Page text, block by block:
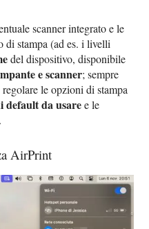
scanner integrato e le
stampa (ad es. i livelli
del dispositivo, disponibile
e scanner; sempre
le opzioni di stampa
default da usaree le
AirPrint